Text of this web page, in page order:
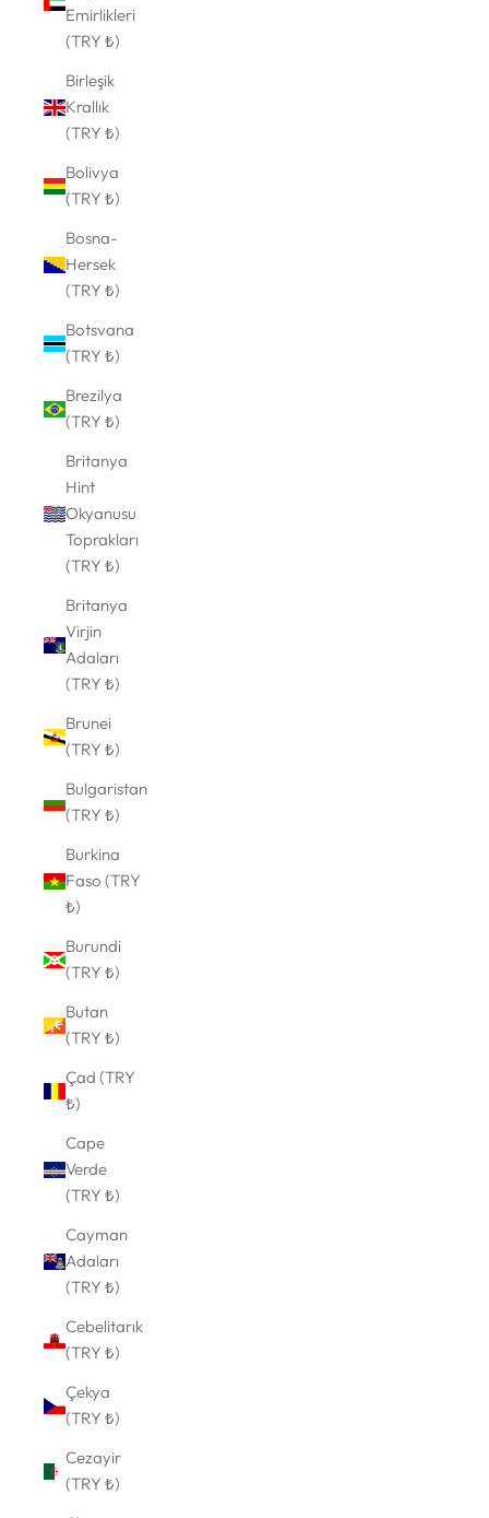
Emirlikleri
(TRY ₺)
Birleşik
Krallık
(TRY ₺)
Bolivya
(TRY ₺)
Bosna-
Hersek
(TRY ₺)
Botsvana
(TRY ₺)
Brezilya
(TRY ₺)
Britanya
Hint
Okyanusu
Toprakları
(TRY ₺)
Britanya
Virjin
Adaları
(TRY ₺)
Brunei
(TRY ₺)
Bulgaristan
(TRY ₺)
Burkina
Faso (TRY
₺)
Burundi
(TRY ₺)
Butan
(TRY ₺)
Çad (TRY
₺)
Cape
Verde
(TRY ₺)
Cayman
Adaları
(TRY ₺)
Cebelitarık
(TRY ₺)
Çekya
(TRY ₺)
Cezayir
(TRY ₺)